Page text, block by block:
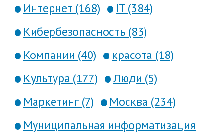
Интернет (168)
IT (384)
Кибербезопасность (83)
Компании (40)
красота (18)
Культура (177)
Люди (5)
Маркетинг (7)
Москва (234)
Муниципальная информатизация